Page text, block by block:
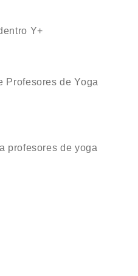
Y+
Profesores de Yoga
profesores de yoga